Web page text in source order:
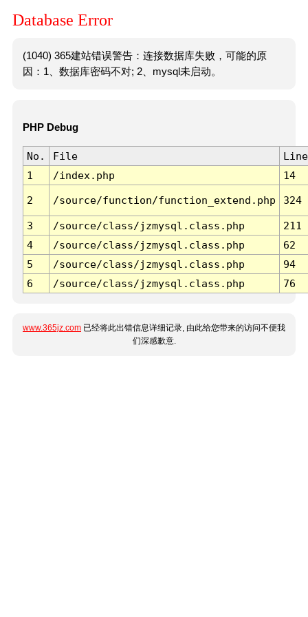
Database Error
(1040) 365建站错误警告：连接数据库失败，可能的原
因：1、数据库密码不对; 2、mysql未启动。
PHP Debug
No. File
Line
1
/index.php 14
2 /source/function/function_extend.php 324
3 /source/class/jzmysql.class.php
211
4
/source/class/jzmysql.class.php
62
5
/source/class/jzmysql.class.php
94
6
/source/class/jzmysql.class.php 76
www.365jz.com 已经将此出错信息详细记录, 由此给您带来的访问不便我
们深感歉意.